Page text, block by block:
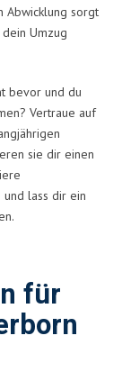
Abwicklung sorgt
Umzug
bevor und du
Vertraue auf
sie dir einen
und lass dir ein
für